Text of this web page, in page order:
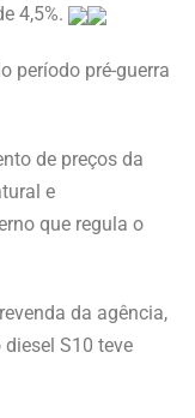
4,5%.
período pré-guerra
de preços da
e
que regula o
da agência,
S10 teve